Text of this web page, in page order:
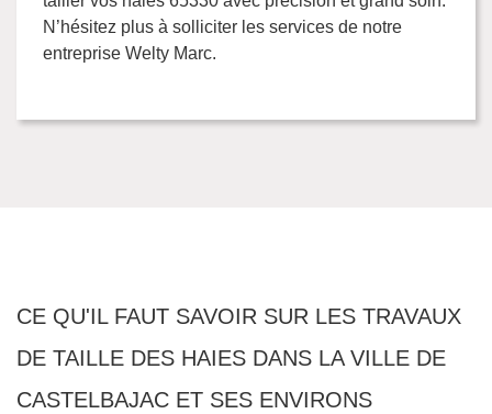
N’hésitez plus à solliciter les services de notre
entreprise Welty Marc.
CE QU'IL FAUT SAVOIR SUR LES TRAVAUX
DE TAILLE DES HAIES DANS LA VILLE DE
CASTELBAJAC ET SES ENVIRONS